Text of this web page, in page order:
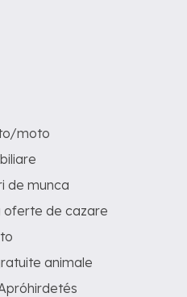
moto
de munca
oferte de cazare
animale